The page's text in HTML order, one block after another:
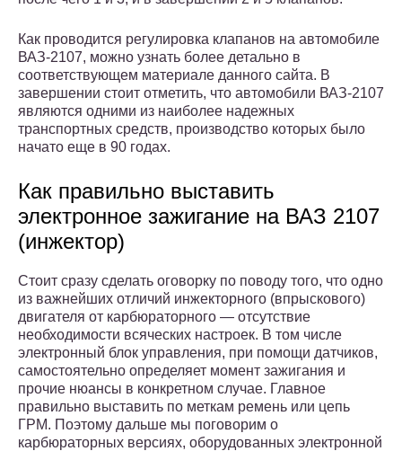
Как проводится регулировка клапанов на автомобиле
ВАЗ-2107, можно узнать более детально в
соответствующем материале данного сайта. В
завершении стоит отметить, что автомобили ВАЗ-2107
являются одними из наиболее надежных
транспортных средств, производство которых было
начато еще в 90 годах.
Как правильно выставить
электронное зажигание на ВАЗ 2107
(инжектор)
Стоит сразу сделать оговорку по поводу того, что одно
из важнейших отличий инжекторного (впрыскового)
двигателя от карбюраторного — отсутствие
необходимости всяческих настроек. В том числе
электронный блок управления, при помощи датчиков,
самостоятельно определяет момент зажигания и
прочие нюансы в конкретном случае. Главное
правильно выставить по меткам ремень или цепь
ГРМ. Поэтому дальше мы поговорим о
карбюраторных версиях, оборудованных электронной